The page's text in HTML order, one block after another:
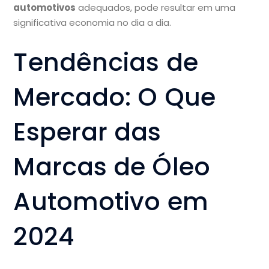
automotivos adequados, pode resultar em uma
significativa economia no dia a dia.
Tendências de
Mercado: O Que
Esperar das
Marcas de Óleo
Automotivo em
2024